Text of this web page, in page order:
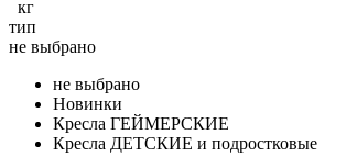
кг
тип
не выбрано
не выбрано
Новинки
Кресла ГЕЙМЕРСКИЕ
Кресла ДЕТСКИЕ и подростковые